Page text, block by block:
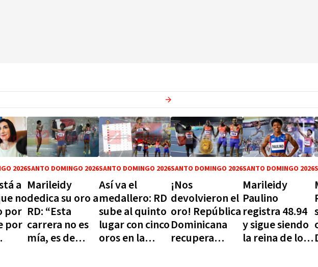
Deportes
2026
a
no
por
por
SANTO DOMINGO 2026
Marileidy
dedica su oro a
RD: “Esta
carrera no es
mía, es de
SANTO DOMINGO 2026
Así va el
medallero: RD
sube al quinto
lugar con cinco
oros en la
SANTO DOMINGO 2026
¡Nos
devolvieron el
oro! República
Dominicana
recupera
SANTO DOMINGO 2026
Marileidy
Paulino
registra 48.94
y sigue siendo
la reina de los